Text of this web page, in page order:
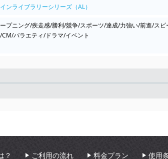
ンライブラリーシリーズ（AL）
プニング/疾走感/勝利/競争/スポーツ/達成/力強い/前進/ス
CM/バラエティ/ドラマ/イベント
？ ご利用の流れ 料金プラン 使用